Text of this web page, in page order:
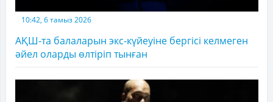
10:42, 6 тамыз 2026
АҚШ-та балаларын экс-күйеуіне бергісі келмеген
әйел оларды өлтіріп тынған